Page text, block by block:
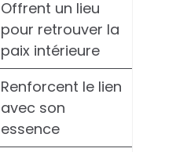
Offrent un lieu
pour retrouver la
paix intérieure
Renforcent le lien
avec son
essence